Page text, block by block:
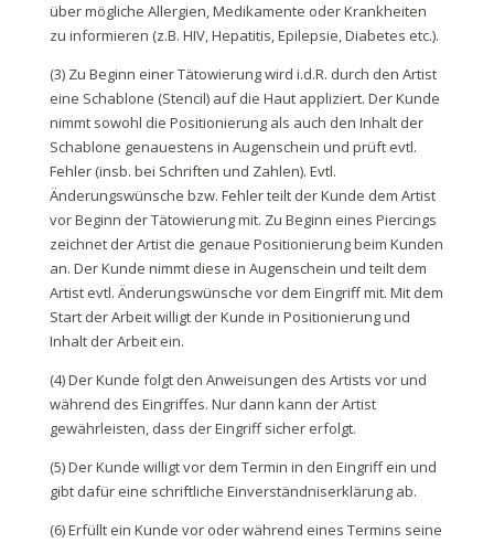
über mögliche Allergien, Medikamente oder Krankheiten
zu informieren (z.B. HIV, Hepatitis, Epilepsie, Diabetes etc.).
(3) Zu Beginn einer Tätowierung wird i.d.R. durch den Artist
eine Schablone (Stencil) auf die Haut appliziert. Der Kunde
nimmt sowohl die Positionierung als auch den Inhalt der
Schablone genauestens in Augenschein und prüft evtl.
Fehler (insb. bei Schriften und Zahlen). Evtl.
Änderungswünsche bzw. Fehler teilt der Kunde dem Artist
vor Beginn der Tätowierung mit. Zu Beginn eines Piercings
zeichnet der Artist die genaue Positionierung beim Kunden
an. Der Kunde nimmt diese in Augenschein und teilt dem
Artist evtl. Änderungswünsche vor dem Eingriff mit. Mit dem
Start der Arbeit willigt der Kunde in Positionierung und
Inhalt der Arbeit ein.
(4) Der Kunde folgt den Anweisungen des Artists vor und
während des Eingriffes. Nur dann kann der Artist
gewährleisten, dass der Eingriff sicher erfolgt.
(5) Der Kunde willigt vor dem Termin in den Eingriff ein und
gibt dafür eine schriftliche Einverständniserklärung ab.
(6) Erfüllt ein Kunde vor oder während eines Termins seine